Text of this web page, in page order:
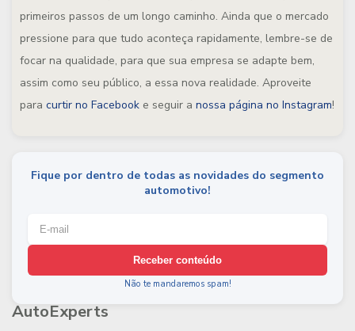
primeiros passos de um longo caminho. Ainda que o mercado
pressione para que tudo aconteça rapidamente, lembre-se de
focar na qualidade, para que sua empresa se adapte bem,
assim como seu público, a essa nova realidade. Aproveite
para curtir no Facebook e seguir a nossa página no Instagram!
Fique por dentro de todas as novidades do segmento
automotivo!
Receber conteúdo
Não te mandaremos spam!
AutoExperts